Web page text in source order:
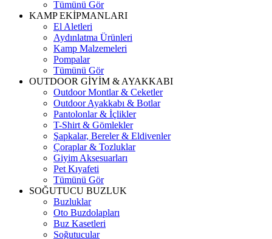
Tümünü Gör
KAMP EKİPMANLARI
El Aletleri
Aydınlatma Ürünleri
Kamp Malzemeleri
Pompalar
Tümünü Gör
OUTDOOR GİYİM & AYAKKABI
Outdoor Montlar & Ceketler
Outdoor Ayakkabı & Botlar
Pantolonlar & İçlikler
T-Shirt & Gömlekler
Şapkalar, Bereler & Eldivenler
Çoraplar & Tozluklar
Giyim Aksesuarları
Pet Kıyafeti
Tümünü Gör
SOĞUTUCU BUZLUK
Buzluklar
Oto Buzdolapları
Buz Kasetleri
Soğutucular